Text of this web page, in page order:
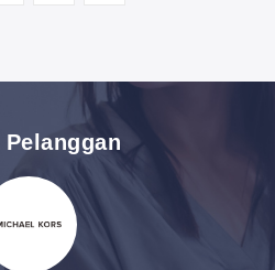
Pelanggan